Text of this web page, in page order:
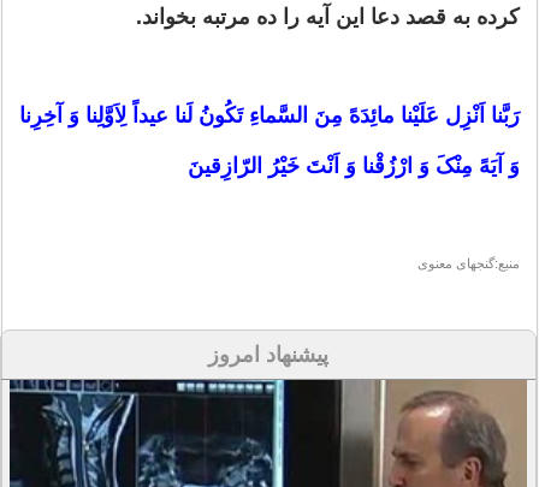
کرده به قصد دعا این آیه را ده مرتبه بخواند.
رَبَّنا اَنْزِل عَلَیْنا مائِدَهً مِنَ السَّماءِ تَکُونُ لَنا عیداً لِاَوَّلِنا وَ آخِرِنا
وَ آیَهً مِنْکَ وَ ارْزُقْنا وَ اَنْتَ خَیْرُ الرّازِقینَ
منبع:گنجهای معنوی
پیشنهاد امروز